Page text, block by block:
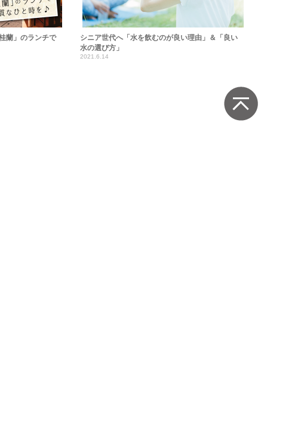
蘭」のランチで
シニア世代へ「水を飲むのが良い理由」＆「良い
水の選び方」
2021.6.14